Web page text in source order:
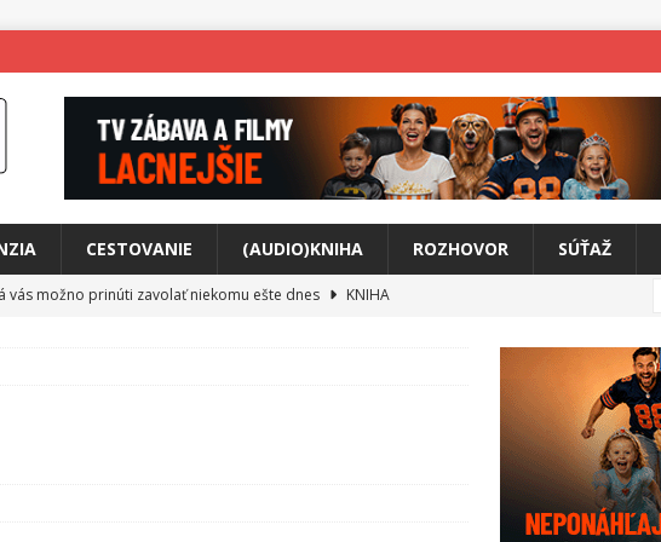
CESTOVANIE (AUDIO)KNIHA ROZHOVOR SÚŤAŽ
vás možno prinúti zavolať niekomu ešte dnes
KNIHA
rozchod